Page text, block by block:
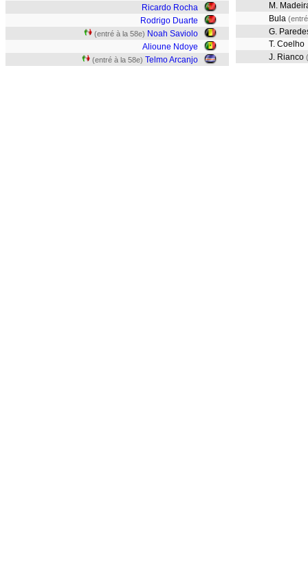
Ricardo Rocha
Rodrigo Duarte
(entré à la 58e) Noah Saviolo
Alioune Ndoye
(entré à la 58e) Telmo Arcanjo
M.
Bula
G.
T. Coelho
J. Rianco